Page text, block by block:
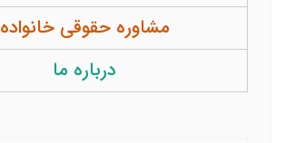
مشاوره حقوقی خانواده
درباره ما